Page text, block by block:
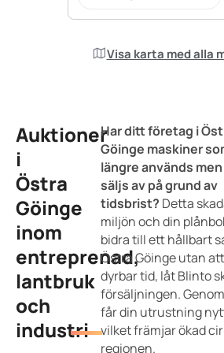
Visa karta med alla
Auktioner
i
Östra
Göinge
inom
entreprenad,
lantbruk
och
industri
Har ditt företag i
Göinge maskiner
längre används
säljs av på grund av
tidsbrist? Detta
miljön och din
bidra till ett hållbart
Östra Göinge utan
dyrbar tid, låt Blinto
försäljningen.
får din utrustning
vilket främjar ökad
regionen.